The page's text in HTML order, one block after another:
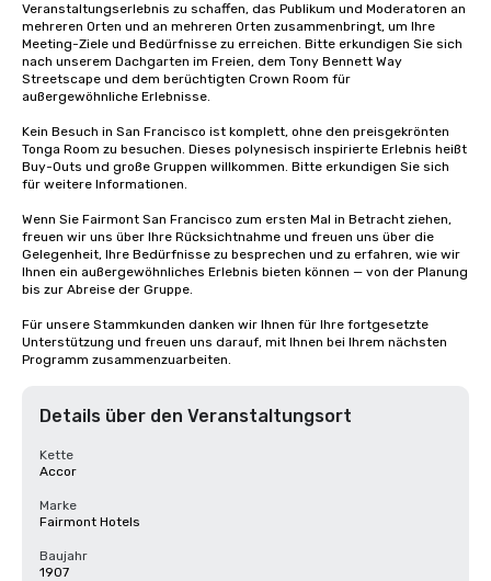
Veranstaltungserlebnis zu schaffen, das Publikum und Moderatoren an
mehreren Orten und an mehreren Orten zusammenbringt, um Ihre
Meeting-Ziele und Bedürfnisse zu erreichen. Bitte erkundigen Sie sich
nach unserem Dachgarten im Freien, dem Tony Bennett Way
Streetscape und dem berüchtigten Crown Room für
außergewöhnliche Erlebnisse.
Kein Besuch in San Francisco ist komplett, ohne den preisgekrönten
Tonga Room zu besuchen. Dieses polynesisch inspirierte Erlebnis heißt
Buy-Outs und große Gruppen willkommen. Bitte erkundigen Sie sich
für weitere Informationen.
Wenn Sie Fairmont San Francisco zum ersten Mal in Betracht ziehen,
freuen wir uns über Ihre Rücksichtnahme und freuen uns über die
Gelegenheit, Ihre Bedürfnisse zu besprechen und zu erfahren, wie wir
Ihnen ein außergewöhnliches Erlebnis bieten können — von der Planung
bis zur Abreise der Gruppe.
Für unsere Stammkunden danken wir Ihnen für Ihre fortgesetzte
Unterstützung und freuen uns darauf, mit Ihnen bei Ihrem nächsten
Programm zusammenzuarbeiten.
Details über den Veranstaltungsort
Kette
Accor
Marke
Fairmont Hotels
Baujahr
1907